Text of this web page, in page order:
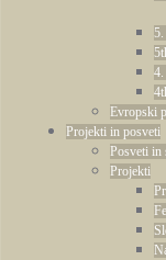
5.
4.
Evropski
Projekti in posveti
Posveti in
Projekti